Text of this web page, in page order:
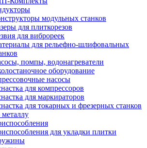
модульных станков
для плиткорезов
для виброреек
для рельефно-шлифовальных
помпы, водонагреватели
оборудование
насосы
для компрессоров
для маркираторов
для токарных и фрезерных станков
металлу
для укладки плитки